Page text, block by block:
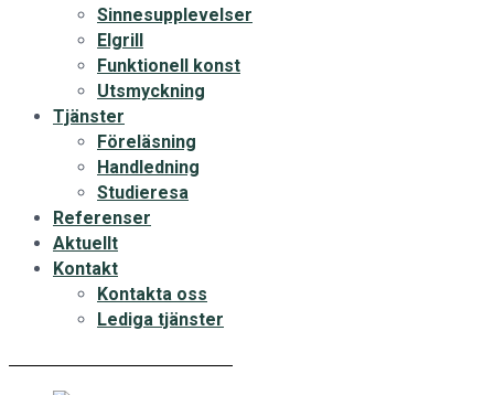
Sinnesupplevelser
Elgrill
Funktionell konst
Utsmyckning
Tjänster
Föreläsning
Handledning
Studieresa
Referenser
Aktuellt
Kontakt
Kontakta oss
Lediga tjänster